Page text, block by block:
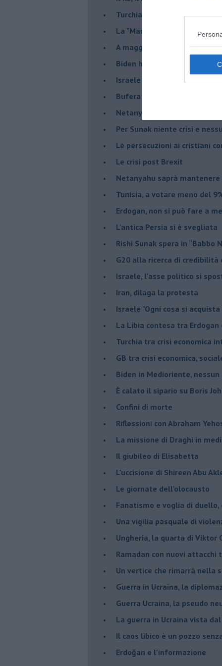
Turchia al voto, Erdogan in
La "Marcia dei vivi" per non
A maggio le urne
Biden ha fatto infuriare la
Israele rischia una guerra
Bufera sull'immigrazione
Netanyahu a Roma, un
Per Sunak niente crisi e
Le persecuzioni ai cristiani
Le crisi post Brexit
Netanyahu saprà mantenere
Tunisia, a votare meno del
Erdogan, non si può fare a
L'antica Persia si è svegliata
Rishi Sunak spera in “Babbo
G20 alla ricerca di
Israele, l'asse politico si
Iran, dilaga la protesta
Israele "Ogni cosa si
La Libia contesa tra Erdogan
Turchia tra crisi economica
GB tra crisi economica,
Biden in Medioriente, nessun
È calato il sipario su Boris
Confini di morte
Riflessioni con Abraham
La missione di Draghi in
Il giubileo di Elisabetta
L'uccisione di Shireen Abu
Le giornate dell'olocausto
Fanatismo e voglia di
Una vigilia pasquale di
Ungheria, la quarta di Viktor
Ramadan con nuovi attacchi
Un vertice che rimarrà nella
Guerra in Ucraina, la
Guerra Ucraina, la pseudo
La guerra in Ucraina vista
​Il caos libico è un pozzo
Erdoğan e l'informazione